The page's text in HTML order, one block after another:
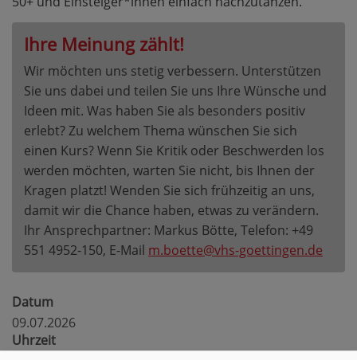
Ihre Meinung zählt!
Wir möchten uns stetig verbessern. Unterstützen
Sie uns dabei und teilen Sie uns Ihre Wünsche und
Ideen mit. Was haben Sie als besonders positiv
erlebt? Zu welchem Thema wünschen Sie sich
einen Kurs? Wenn Sie Kritik oder Beschwerden los
werden möchten, warten Sie nicht, bis Ihnen der
Kragen platzt! Wenden Sie sich frühzeitig an uns,
damit wir die Chance haben, etwas zu verändern.
Ihr Ansprechpartner: Markus Bötte, Telefon: +49
551 4952-150, E-Mail m.boette@vhs-goettingen.de
Datum
09.07.2026
Uhrzeit